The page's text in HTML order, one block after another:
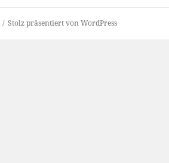
Stolz präsentiert von WordPress